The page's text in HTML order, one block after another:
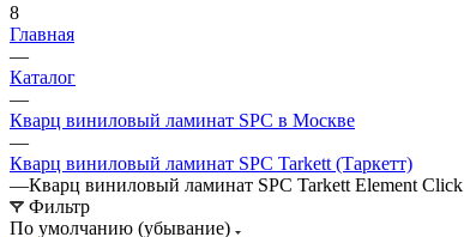
8
Главная
—
Каталог
—
Кварц виниловый ламинат SPC в Москве
—
Кварц виниловый ламинат SPC Tarkett (Таркетт)
—Кварц виниловый ламинат SPC Tarkett Element Click
Фильтр
По умолчанию (убывание)